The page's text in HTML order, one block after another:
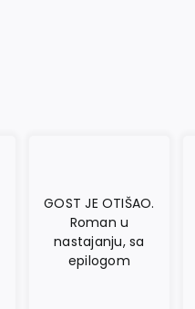
GOST JE OTIŠAO.
Roman u
nastajanju, sa
epilogom